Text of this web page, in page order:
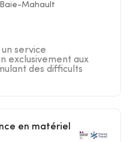
Baie-Mahault
service
exclusivement aux
des difficults